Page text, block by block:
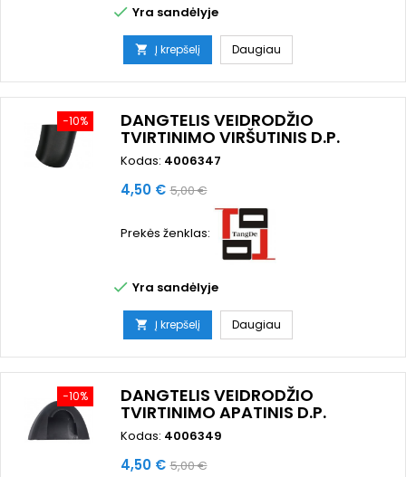
 Yra sandėlyje
 Į krepšelį Daugiau
−10% DANGTELIS VEIDRODŽIO
TVIRTINIMO VIRŠUTINIS D.P.
Kodas: 4006347
Kaina
4,50 € Bazinė
5,00 €
Prekės ženklas:
 Yra sandėlyje
 Į krepšelį Daugiau
−10% DANGTELIS VEIDRODŽIO
TVIRTINIMO APATINIS D.P.
Kodas: 4006349
Kaina
4,50 € Bazinė
5,00 €